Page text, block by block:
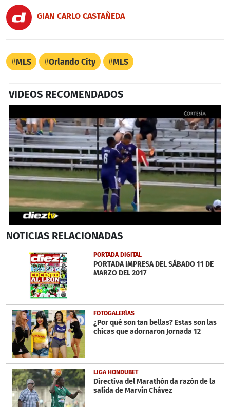
GIAN CARLO CASTAÑEDA
MLS Orlando City MLS
VIDEOS RECOMENDADOS
seconds
seconds
NOTICIAS RELACIONADAS
PORTADA DIGITAL
PORTADA IMPRESA DEL SÁBADO 11 DE
MARZO DEL 2017
FOTOGALERÍAS
¿Por qué son tan bellas? Estas son las
chicas que adornaron Jornada 12
LIGA HONDUBET
Directiva del Marathón da razón de la
salida de Marvin Chávez